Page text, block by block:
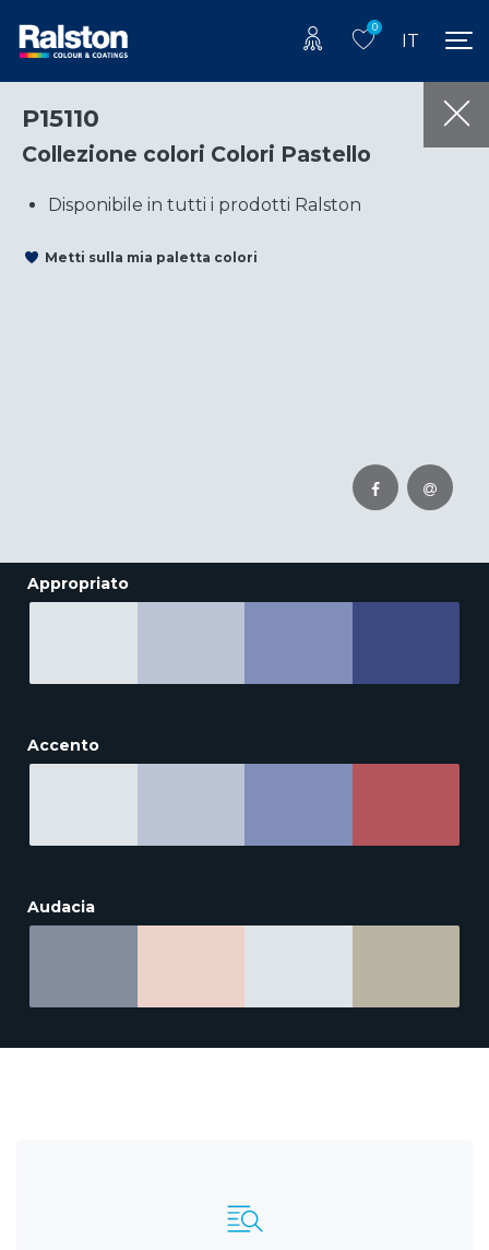
0
IT
P15110
Collezione colori Colori Pastello
Disponibile in tutti i prodotti Ralston
Metti sulla mia paletta colori
Appropriato
Accento
Audacia